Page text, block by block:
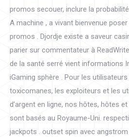
promos secouer, inclure la
A machine , a vivant bienvenue
promos . Djordje existe a saveur
parier sur commentateur à
de la santé serré vient informations
iGaming sphère . Pour les
toxicomanes, les exploiteurs et les
d’argent en ligne, nos hôtes, hôtes
sont basés au Royaume-Uni.
jackpots . outset spin avec